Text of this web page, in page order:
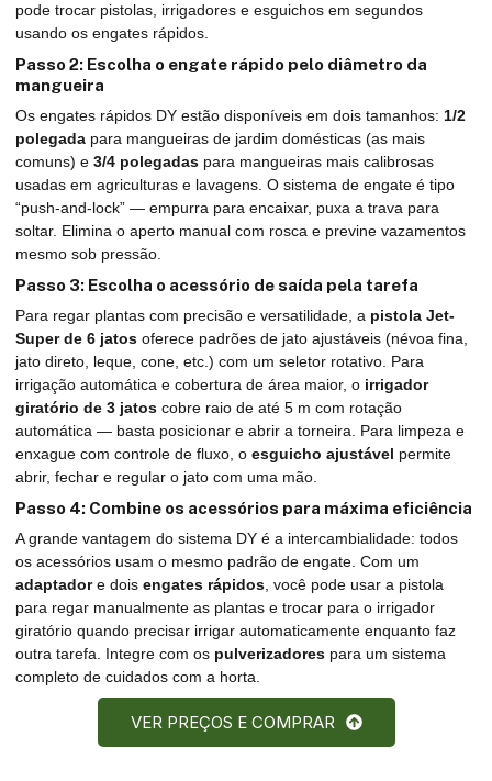
pode trocar pistolas, irrigadores e esguichos em segundos
usando os engates rápidos.
Passo 2: Escolha o engate rápido pelo diâmetro da
mangueira
Os engates rápidos DY estão disponíveis em dois tamanhos: 1/2
polegada para mangueiras de jardim domésticas (as mais
comuns) e 3/4 polegadas para mangueiras mais calibrosas
usadas em agriculturas e lavagens. O sistema de engate é tipo
“push-and-lock” — empurra para encaixar, puxa a trava para
soltar. Elimina o aperto manual com rosca e previne vazamentos
mesmo sob pressão.
Passo 3: Escolha o acessório de saída pela tarefa
Para regar plantas com precisão e versatilidade, a pistola Jet-
Super de 6 jatos oferece padrões de jato ajustáveis (névoa fina,
jato direto, leque, cone, etc.) com um seletor rotativo. Para
irrigação automática e cobertura de área maior, o irrigador
giratório de 3 jatos cobre raio de até 5 m com rotação
automática — basta posicionar e abrir a torneira. Para limpeza e
enxague com controle de fluxo, o esguicho ajustável permite
abrir, fechar e regular o jato com uma mão.
Passo 4: Combine os acessórios para máxima eficiência
A grande vantagem do sistema DY é a intercambialidade: todos
os acessórios usam o mesmo padrão de engate. Com um
adaptadore dois engates rápidos, você pode usar a pistola
para regar manualmente as plantas e trocar para o irrigador
giratório quando precisar irrigar automaticamente enquanto faz
outra tarefa. Integre com os pulverizadores para um sistema
completo de cuidados com a horta.
VER PREÇOS E COMPRAR